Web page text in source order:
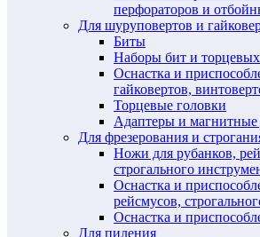
перфораторов и
Для шуруповертов и
Биты
Наборы бит и
Оснастка и
гайковертов,
Торцевые головки
Адаптеры и магнитные
Для фрезерования и
Ножи для рубанков,
строгального
Оснастка и
рейсмусов,
Оснастка и
Для пиления